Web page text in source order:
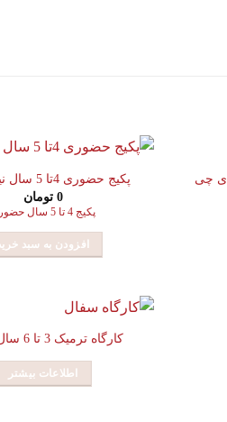
پکیج حضوری 4تا 5 سال نیمه وقت
0 تومان
پکیج 4 تا 5 سال حضوری
افزودن به سبد خرید
کارگاه ترمیک 3 تا 6 سال سفال
اطلاعات بیشتر